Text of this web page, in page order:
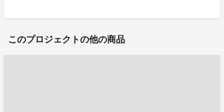
このプロジェクトの他の商品